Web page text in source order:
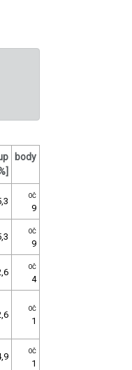
body
OČ
9
OČ
9
OČ
4
OČ
1
OČ
1